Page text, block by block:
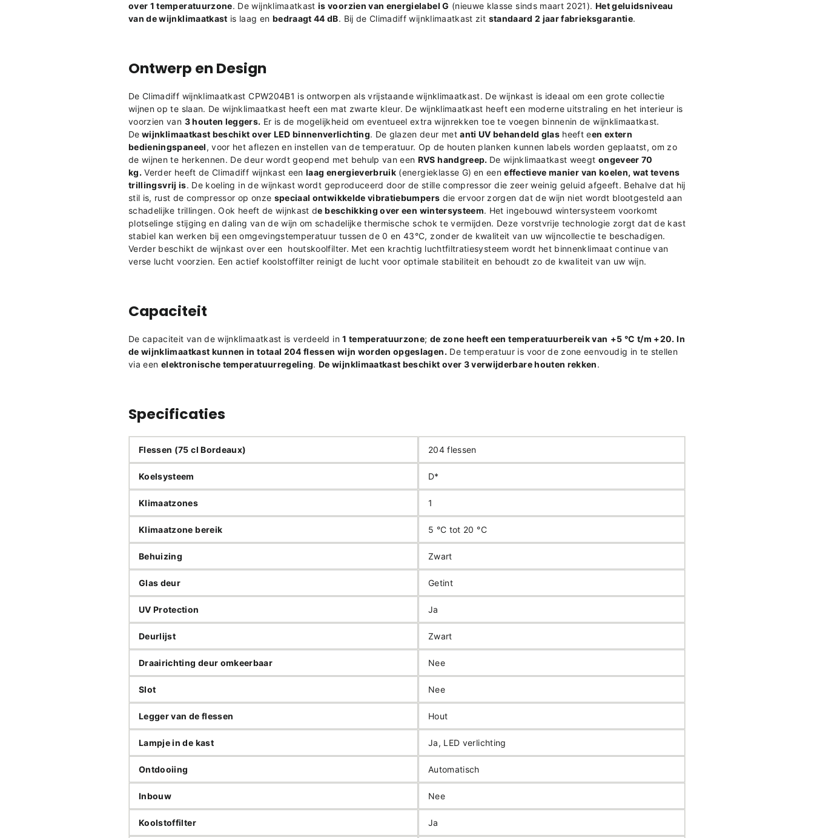
over 1 temperatuurzone. De wijnklimaatkast is voorzien van energielabel G (nieuwe klasse sinds maart 2021). Het geluidsniveau
van de wijnklimaatkast is laag en bedraagt 44 dB. Bij de Climadiff wijnklimaatkast zit standaard 2 jaar fabrieksgarantie.
Ontwerp en Design
De Climadiff wijnklimaatkast CPW204B1 is ontworpen als vrijstaande wijnklimaatkast. De wijnkast is ideaal om een grote collectie
wijnen op te slaan. De wijnklimaatkast heeft een mat zwarte kleur. De wijnklimaatkast heeft een moderne uitstraling en het interieur is
voorzien van 3 houten leggers. Er is de mogelijkheid om eventueel extra wijnrekken toe te voegen binnenin de wijnklimaatkast.
De wijnklimaatkast beschikt over LED binnenverlichting. De glazen deur met anti UV behandeld glas heeft een extern
bedieningspaneel, voor het aflezen en instellen van de temperatuur. Op de houten planken kunnen labels worden geplaatst, om zo
de wijnen te herkennen. De deur wordt geopend met behulp van een RVShandgreep. De wijnklimaatkast weegt ongeveer 70
kg. Verder heeft de Climadiff wijnkast een laag energieverbruik (energieklasse G) en een effectieve manier van koelen, wat tevens
trillingsvrij is. De koeling in de wijnkast wordt geproduceerd door de stille compressor die zeer weinig geluid afgeeft. Behalve dat hij
stil is, rust de compressor op onze speciaal ontwikkelde vibratiebumpers die ervoor zorgen dat de wijn niet wordt blootgesteld aan
schadelijke trillingen. Ook heeft de wijnkast de beschikking over een wintersysteem. Het ingebouwd wintersysteem voorkomt
plotselinge stijging en daling van de wijn om schadelijke thermische schok te vermijden. Deze vorstvrije technologie zorgt dat de kast
stabiel kan werken bij een omgevingstemperatuur tussen de 0 en 43°C, zonder de kwaliteit van uw wijncollectie te beschadigen.
Verder beschikt de wijnkast over een houtskoolfilter. Met een krachtig luchtfiltratiesysteem wordt het binnenklimaat continue van
verse lucht voorzien. Een actief koolstoffilter reinigt de lucht voor optimale stabiliteit en behoudt zo de kwaliteit van uw wijn.
Capaciteit
De capaciteit van de wijnklimaatkast is verdeeld in 1 temperatuurzone; de zone heeft een temperatuurbereik van +5 °C t/m +20. In
de wijnklimaatkast kunnen in totaal 204 flessen wijn worden opgeslagen. De temperatuur is voor de zone eenvoudig in te stellen
via een elektronische temperatuurregeling. De wijnklimaatkast beschikt over 3 verwijderbare houten rekken.
Specificaties
Flessen (75 cl Bordeaux) 204 flessen
Koelsysteem D*
Klimaatzones 1
Klimaatzone bereik 5 °C tot 20 °C
Behuizing Zwart
Glas deur Getint
UV Protection Ja
Deurlijst Zwart
Draairichting deur omkeerbaar Nee
Slot Nee
Legger van de flessen Hout
Lampje in de kast Ja, LED verlichting
Ontdooiing Automatisch
Inbouw Nee
Koolstoffilter Ja